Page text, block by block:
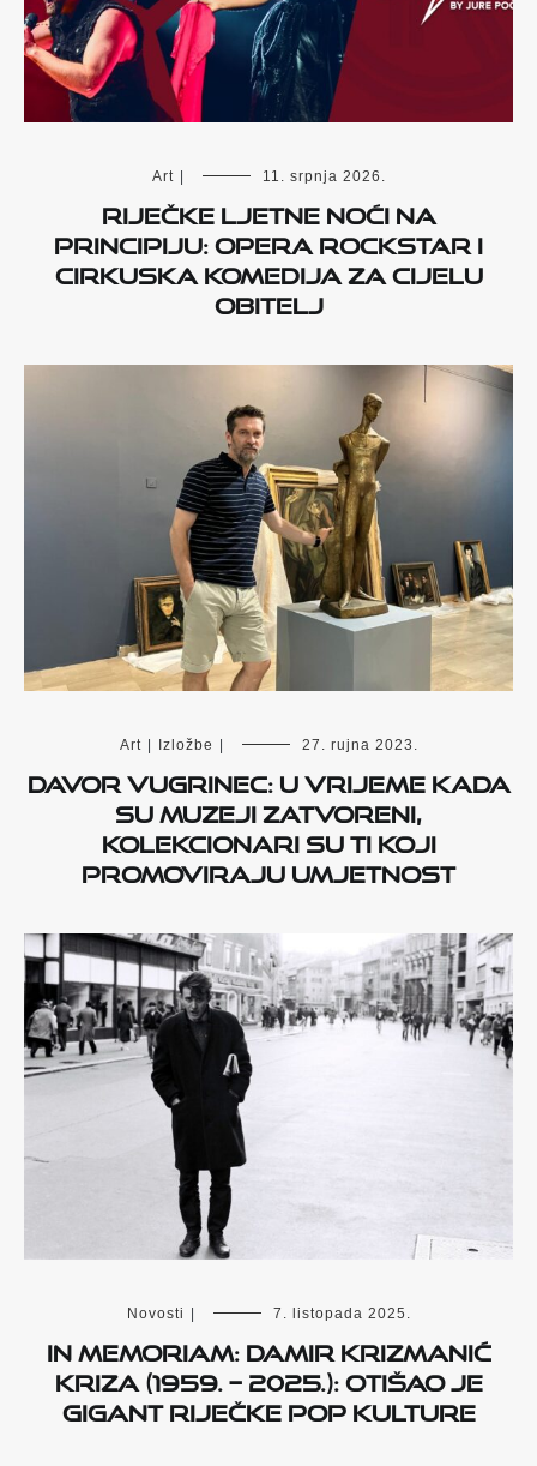
Art | 11. srpnja 2026.
Riječke ljetne noći na
Principiju: Opera Rockstar i
cirkuska komedija za cijelu
obitelj
Art | Izložbe | 27. rujna 2023.
Davor Vugrinec: u vrijeme kada
su muzeji zatvoreni,
kolekcionari su ti koji
promoviraju umjetnost
Novosti | 7. listopada 2025.
IN MEMORIAM: DAMIR KRIZMANIĆ
KRIZA (1959. – 2025.): OTIŠAO JE
GIGANT RIJEČKE POP KULTURE